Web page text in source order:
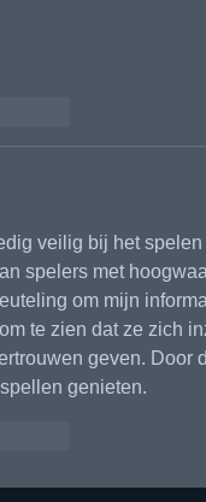
veilig bij het
spelers met
om mijn
te zien dat ze zich
geven. Door
genieten.